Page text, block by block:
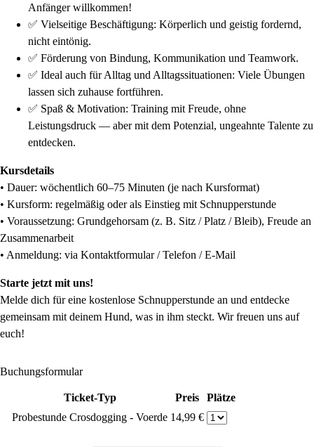
Anfänger willkommen!
✅ Vielseitige Beschäftigung: Körperlich und geistig fordernd,
nicht eintönig.
✅ Förderung von Bindung, Kommunikation und Teamwork.
✅ Ideal auch für Alltag und Alltagssituationen: Viele Übungen
lassen sich zuhause fortführen.
✅ Spaß & Motivation: Training mit Freude, ohne
Leistungsdruck — aber mit dem Potenzial, ungeahnte Talente zu
entdecken.
Kursdetails
• Dauer: wöchentlich 60–75 Minuten (je nach Kursformat)
• Kursform: regelmäßig oder als Einstieg mit Schnupperstunde
• Voraussetzung: Grundgehorsam (z. B. Sitz / Platz / Bleib), Freude an
Zusammenarbeit
• Anmeldung: via Kontaktformular / Telefon / E-Mail
Starte jetzt mit uns!
Melde dich für eine kostenlose Schnupperstunde an und entdecke
gemeinsam mit deinem Hund, was in ihm steckt. Wir freuen uns auf
euch!
Buchungsformular
Ticket-Typ Preis
Plätze
Probestunde Crosdogging - Voerde 14,99 €